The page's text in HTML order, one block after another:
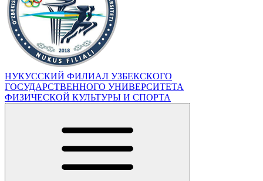
НУКУССКИЙ ФИЛИАЛ УЗБЕКСКОГО
ГОСУДАРСТВЕННОГО УНИВЕРСИТЕТА
ФИЗИЧЕСКОЙ КУЛЬТУРЫ И СПОРТА